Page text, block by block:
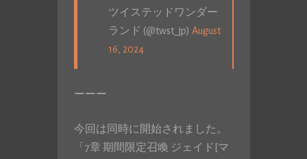
ツイステッドワンダー
ランド (@twst_jp) August
16, 2024
ーーー
今回は同時に開始されました。
「7章 期間限定召喚 ジェイド[マ